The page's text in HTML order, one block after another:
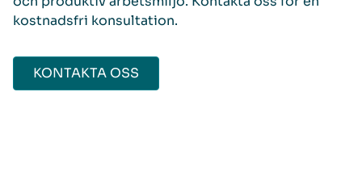
kostnadsfri konsultation.
KONTAKTA OSS